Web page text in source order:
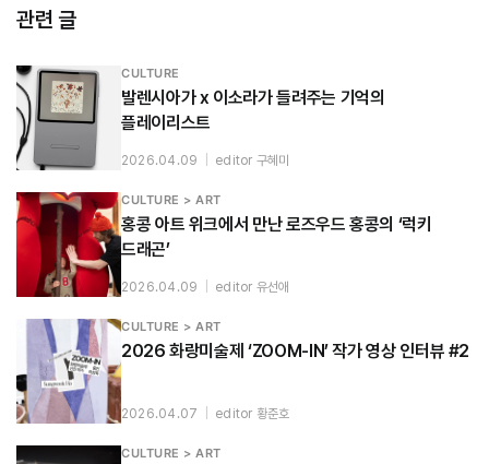
관련 글
CULTURE
발렌시아가 x 이소라가 들려주는 기억의
플레이리스트
2026.04.09 editor 구혜미
CULTURE > ART
홍콩 아트 위크에서 만난 로즈우드 홍콩의 ‘럭키
드래곤’
2026.04.09 editor 유선애
CULTURE > ART
2026 화랑미술제 ‘ZOOM-IN’ 작가 영상 인터뷰 #2
2026.04.07 editor 황준호
CULTURE > ART